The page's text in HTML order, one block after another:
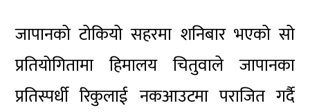
जापानको टोकियो सहरमा शनिबार भएको सो
प्रतियोगितामा हिमालय चितुवाले जापानका
प्रतिस्पर्धी रिकुलाई नकआउटमा पराजित गर्दै